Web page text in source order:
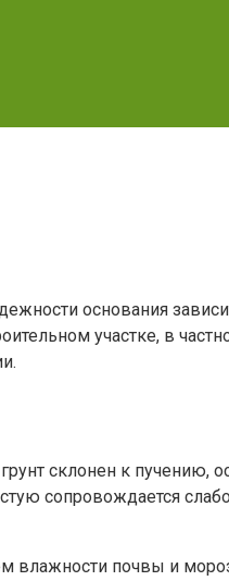
основания
участке, в
склонен к пучению,
сопровождается
влажности почвы и